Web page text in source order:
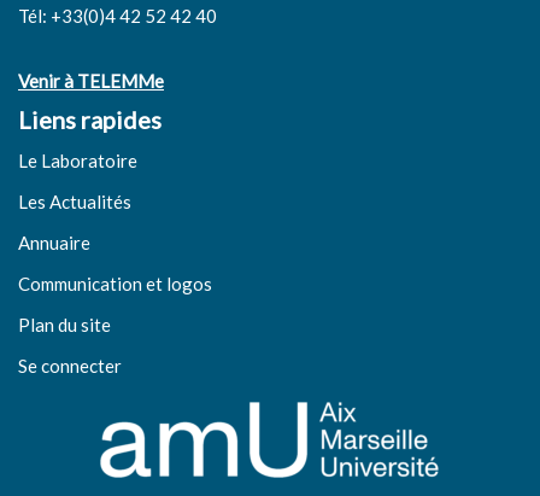
Tél: +33(0)4 42 52 42 40
Venir à TELEMMe
Liens rapides
Le Laboratoire
Les Actualités
Annuaire
Communication et logos
Plan du site
Se connecter